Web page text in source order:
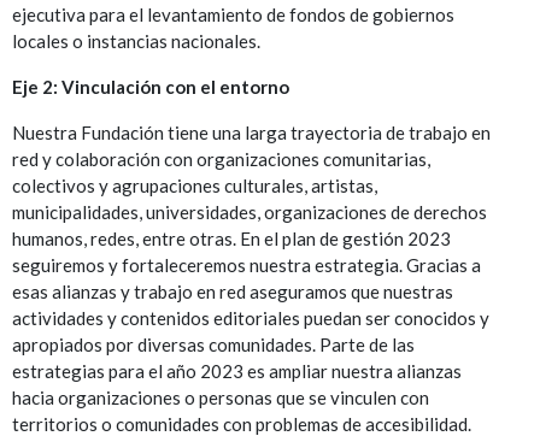
ejecutiva para el levantamiento de fondos de gobiernos
locales o instancias nacionales.
Eje 2: Vinculación con el entorno
Nuestra Fundación tiene una larga trayectoria de trabajo en
red y colaboración con organizaciones comunitarias,
colectivos y agrupaciones culturales, artistas,
municipalidades, universidades, organizaciones de derechos
humanos, redes, entre otras. En el plan de gestión 2023
seguiremos y fortaleceremos nuestra estrategia. Gracias a
esas alianzas y trabajo en red aseguramos que nuestras
actividades y contenidos editoriales puedan ser conocidos y
apropiados por diversas comunidades. Parte de las
estrategias para el año 2023 es ampliar nuestra alianzas
hacia organizaciones o personas que se vinculen con
territorios o comunidades con problemas de accesibilidad.